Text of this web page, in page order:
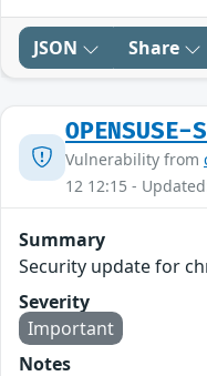
JSON Share
Vulnerability from
12 12:15 -
Summary
Security update for
Severity
Important
Notes